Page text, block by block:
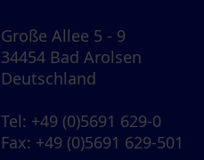
Große Allee 5 - 9
34454 Bad Arolsen
Deutschland
Tel: +49 (0)5691 629-0
Fax: +49 (0)5691 629-501